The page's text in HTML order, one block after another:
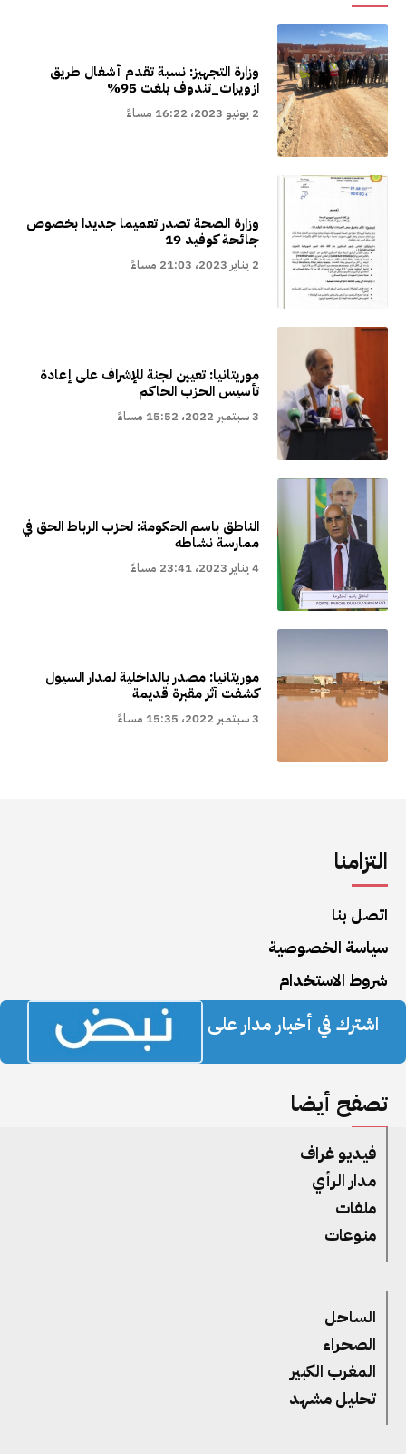
وزارة التجهيز: نسبة تقدم أشغال طريق
ازويرات_تندوف بلغت 95%
2 يونيو 2023، 16:22 مساءً
وزارة الصحة تصدر تعميما جديدا بخصوص
جائحة كوفيد 19
2 يناير 2023، 21:03 مساءً
موريتانيا: تعيين لجنة للإشراف على إعادة
تأسيس الحزب الحاكم
3 سبتمبر 2022، 15:52 مساءً
الناطق باسم الحكومة: لحزب الرباط الحق في
ممارسة نشاطه
4 يناير 2023، 23:41 مساءً
موريتانيا: مصدر بالداخلية لمدار السيول
كشفت آثر مقبرة قديمة
3 سبتمبر 2022، 15:35 مساءً
التزامنا
اتصل بنا
سياسة الخصوصية
شروط الاستخدام
اشترك في أخبار مدار على
تصفح أيضا
فيديو غراف
مدار الرأي
ملفات
منوعات
الساحل
الصحراء
المغرب الكبير
تحليل مشهد